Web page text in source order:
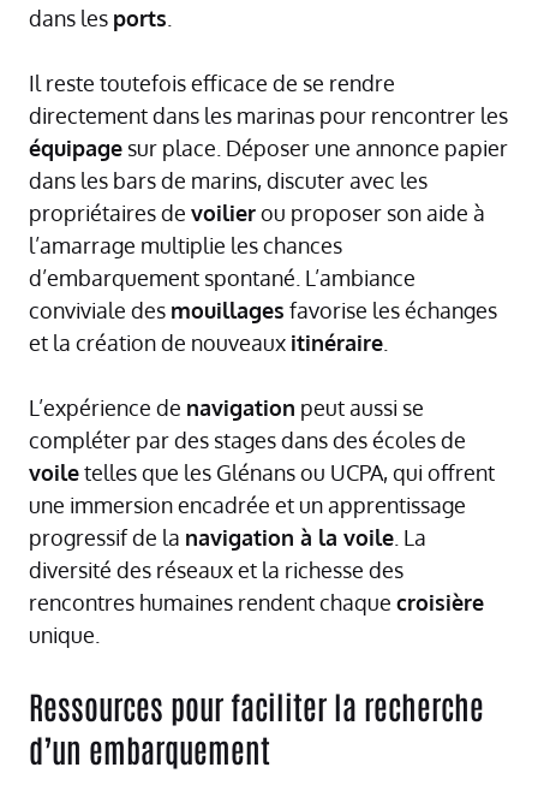
dans les ports
Il reste toutefois efficace de se rendre
directement dans les marinas pour rencontrer les
équipage sur place. Déposer une annonce papier
dans les bars de marins, discuter avec les
propriétaires de voilierou proposer son aide à
l’amarrage multiplie les chances
d’embarquement spontané. L’ambiance
conviviale des mouillages favorise les échanges
et la création de nouveaux itinéraire
L’expérience de navigation peut aussi se
compléter par des stages dans des écoles de
voiletelles que les Glénans ou UCPA, qui offrent
une immersion encadrée et un apprentissage
progressif de la navigation à la voile . La
diversité des réseaux et la richesse des
rencontres humaines rendent chaque croisière
unique.
Ressources pour faciliter la recherche
d’un embarquement